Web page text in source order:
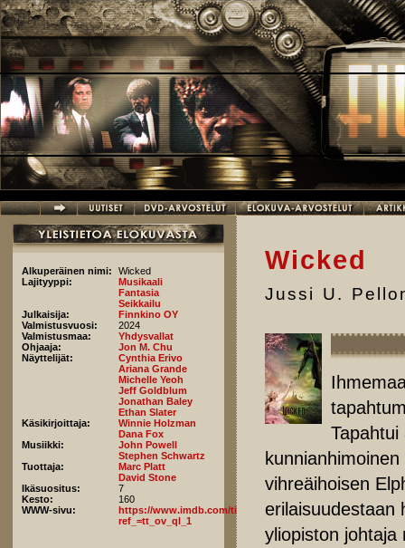
Hyppää pääsisältöön
Alkuperäinen nimi:
Wicked
Lajityyppi:
Musikaali
Fantasia
Seikkailu
Julkaisija:
Finnkino OY
Valmistusvuosi:
2024
Valmistusmaa:
Yhdysvallat
Ohjaaja:
Jon M. Chu
Näyttelijät:
Cynthia Erivo
Ariana Grande
Michelle Yeoh
Jeff Goldblum
Jonathan Baley
Ethan Slater
Käsikirjoittaja:
Winnie Holzman
Dana Fox
Musiikki:
John Powell
Stephen Schwartz
Tuottaja:
Marc Platt
David Stone
Ikäsuositus:
7
Kesto:
160
WWW-sivu:
https://www.imdb.com/title/tt1262426/fullcredits/?
ref_=tt_ov_ql_1
Wicked
Jussi U.
vihreäihoisen
erilaisuudestaan
yliopiston johtaja